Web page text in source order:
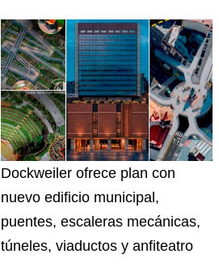
Dockweiler ofrece plan con
nuevo edificio municipal,
puentes, escaleras mecánicas,
túneles, viaductos y anfiteatro